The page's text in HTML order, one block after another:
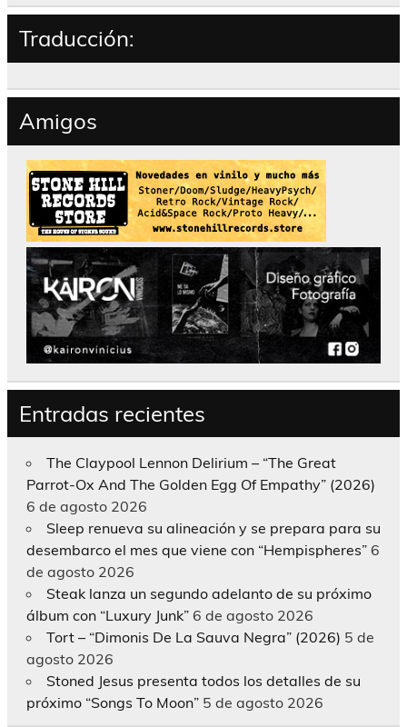
Traducción:
Amigos
Entradas recientes
The Claypool Lennon Delirium – “The Great
Parrot-Ox And The Golden Egg Of Empathy” (2026)
6 de agosto 2026
Sleep renueva su alineación y se prepara para su
desembarco el mes que viene con “Hempispheres” 6
de agosto 2026
Steak lanza un segundo adelanto de su próximo
álbum con “Luxury Junk” 6 de agosto 2026
Tort – “Dimonis De La Sauva Negra” (2026) 5 de
agosto 2026
Stoned Jesus presenta todos los detalles de su
próximo “Songs To Moon” 5 de agosto 2026